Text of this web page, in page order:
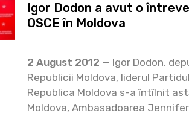
Igor Dodon a avut o
OSCE în Moldova
2 August 2012 — Igor Dodon,
Republicii Moldova, liderul
Republica Moldova s-a întîlnit
Moldova, Ambasadoarea